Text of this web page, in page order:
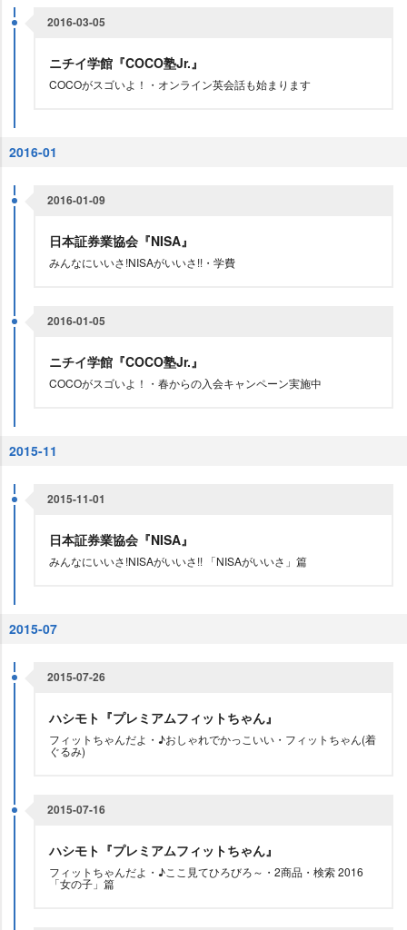
2016-03-05
ニチイ学館『COCO塾Jr.』
COCOがスゴいよ！・オンライン英会話も始まります
2016-01
2016-01-09
日本証券業協会『NISA』
みんなにいいさ!NISAがいいさ!!・学費
2016-01-05
ニチイ学館『COCO塾Jr.』
COCOがスゴいよ！・春からの入会キャンペーン実施中
2015-11
2015-11-01
日本証券業協会『NISA』
みんなにいいさ!NISAがいいさ!! 「NISAがいいさ」篇
2015-07
2015-07-26
ハシモト『プレミアムフィットちゃん』
フィットちゃんだよ・♪おしゃれでかっこいい・フィットちゃん(着
ぐるみ)
2015-07-16
ハシモト『プレミアムフィットちゃん』
フィットちゃんだよ・♪ここ見てひろびろ～・2商品・検索 2016
「女の子」篇